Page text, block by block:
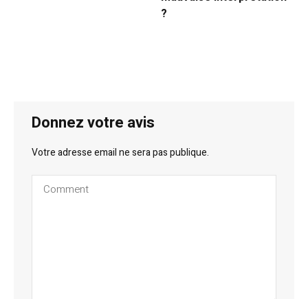
?
Donnez votre avis
Votre adresse email ne sera pas publique.